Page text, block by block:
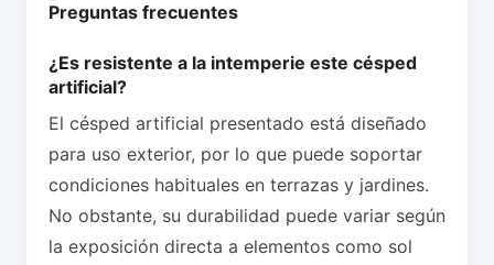
Preguntas frecuentes
¿Es resistente a la intemperie este césped
artificial?
El césped artificial presentado está diseñado
para uso exterior, por lo que puede soportar
condiciones habituales en terrazas y jardines.
No obstante, su durabilidad puede variar según
la exposición directa a elementos como sol